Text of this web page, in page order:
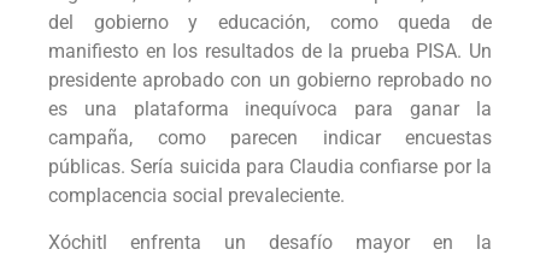
del gobierno y educación, como queda de
manifiesto en los resultados de la prueba PISA. Un
presidente aprobado con un gobierno reprobado no
es una plataforma inequívoca para ganar la
campaña, como parecen indicar encuestas
públicas. Sería suicida para Claudia confiarse por la
complacencia social prevaleciente.
Xóchitl enfrenta un desafío mayor en la